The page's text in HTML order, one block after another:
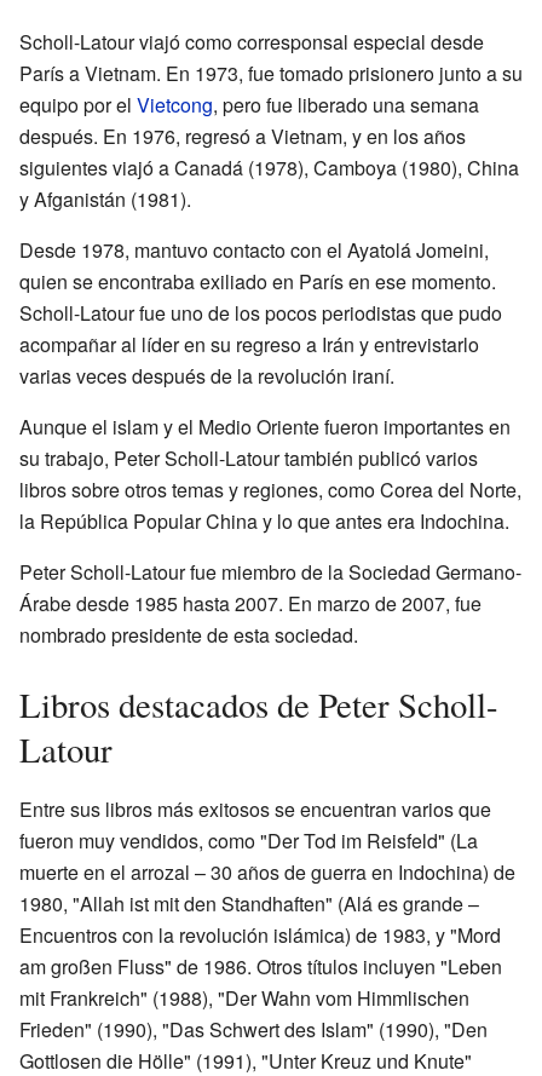
Scholl-Latour viajó como corresponsal especial desde
París a Vietnam. En 1973, fue tomado prisionero junto a su
equipo por el Vietcong, pero fue liberado una semana
después. En 1976, regresó a Vietnam, y en los años
siguientes viajó a Canadá (1978), Camboya (1980), China
y Afganistán (1981).
Desde 1978, mantuvo contacto con el Ayatolá Jomeini,
quien se encontraba exiliado en París en ese momento.
Scholl-Latour fue uno de los pocos periodistas que pudo
acompañar al líder en su regreso a Irán y entrevistarlo
varias veces después de la revolución iraní.
Aunque el islam y el Medio Oriente fueron importantes en
su trabajo, Peter Scholl-Latour también publicó varios
libros sobre otros temas y regiones, como Corea del Norte,
la República Popular China y lo que antes era Indochina.
Peter Scholl-Latour fue miembro de la Sociedad Germano-
Árabe desde 1985 hasta 2007. En marzo de 2007, fue
nombrado presidente de esta sociedad.
Libros destacados de Peter Scholl-
Latour
Entre sus libros más exitosos se encuentran varios que
fueron muy vendidos, como "Der Tod im Reisfeld" (La
muerte en el arrozal – 30 años de guerra en Indochina) de
1980, "Allah ist mit den Standhaften" (Alá es grande –
Encuentros con la revolución islámica) de 1983, y "Mord
am großen Fluss" de 1986. Otros títulos incluyen "Leben
mit Frankreich" (1988), "Der Wahn vom Himmlischen
Frieden" (1990), "Das Schwert des Islam" (1990), "Den
Gottlosen die Hölle" (1991), "Unter Kreuz und Knute"